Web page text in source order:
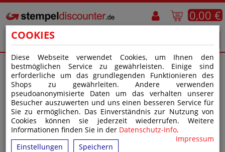
COOKIES
Diese Webseite verwendet Cookies, um Ihnen den
bestmöglichen Service zu gewährleisten. Einige sind
erforderliche um das grundlegenden Funktionieren des
Shops zu gewährleiten. Andere verwenden
pseudoanonymisierte Daten um das verhalten unserer
Besucher auszuwerten und uns einen besseren Service für
Sie zu ermöglichen. Das Einverständnis zur Nutzung von
Cookies können sie jederzeit wiederrufen. Weitere
Informationen finden Sie in der Datenschutz-Info.
Impressum
Einstellungen
Speichern
0,00 €